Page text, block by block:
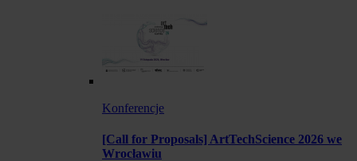
Konferencje
[Call for Proposals] ArtTechScience 2026 we
Wrocławiu